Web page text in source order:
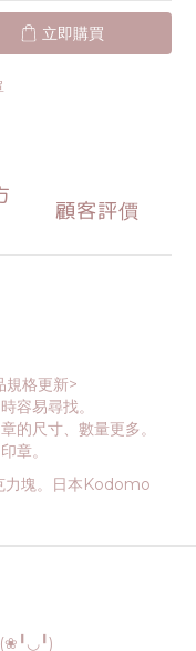
立即購買
顧客評價
格更新>
容易尋找。
的尺寸、數量更多。
章。
力塊。日本Kodomo